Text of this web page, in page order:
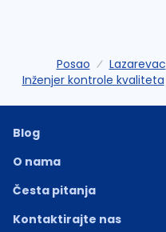
Posao Lazarevac
Inženjer kontrole kvaliteta
Blog
O nama
Česta pitanja
Kontaktirajte nas